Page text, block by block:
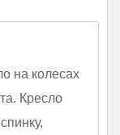
на колесах
Кресло